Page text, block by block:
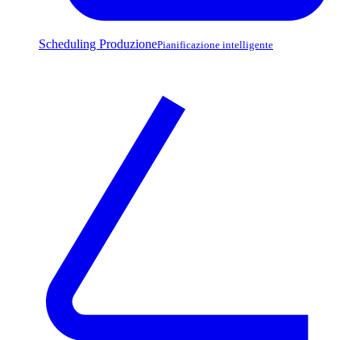
Scheduling ProduzionePianificazione intelligente